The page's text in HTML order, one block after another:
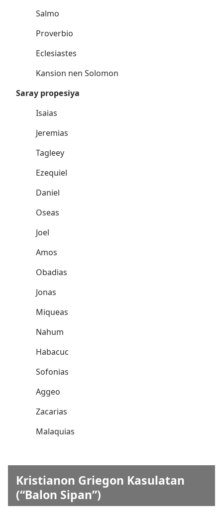
Salmo
Proverbio
Eclesiastes
Kansion nen Solomon
Saray propesiya
Isaias
Jeremias
Tagleey
Ezequiel
Daniel
Oseas
Joel
Amos
Obadias
Jonas
Miqueas
Nahum
Habacuc
Sofonias
Aggeo
Zacarias
Malaquias
Kristianon Griegon Kasulatan
(“Balon Sipan”)